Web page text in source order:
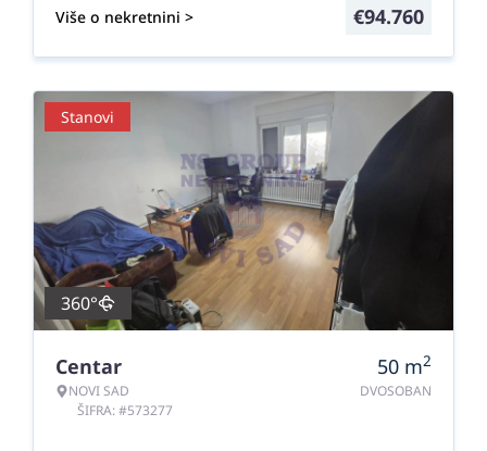
Više o nekretnini > €94.760
Stanovi
360°
Centar
NOVI SAD
ŠIFRA: #573277
50 m2
DVOSOBAN